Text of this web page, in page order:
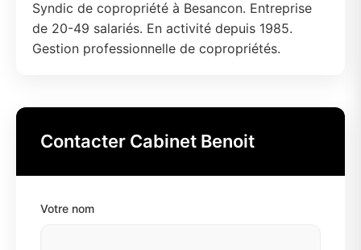
Syndic de copropriété à Besancon. Entreprise
de 20-49 salariés. En activité depuis 1985.
Gestion professionnelle de copropriétés.
Contacter Cabinet Benoit
Votre nom